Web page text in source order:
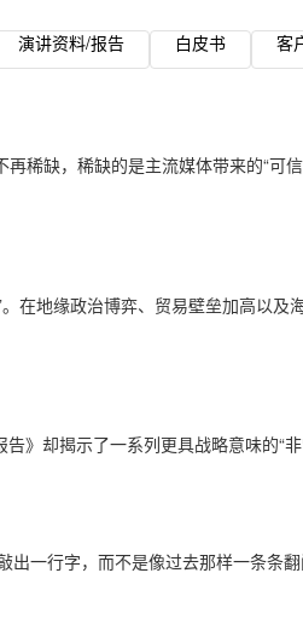
客
白皮书
演讲资料/报告
稀缺，稀缺的是主流媒体带来的“可
在地缘政治博弈、贸易壁垒加高以及
》却揭示了一系列更具战略意味的“
出一行字，而不是像过去那样一条条